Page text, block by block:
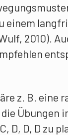
einem
2010).
z. B. eine
Übungen
D, D, D zu